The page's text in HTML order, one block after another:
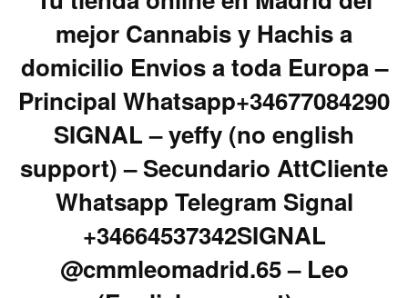
mejor Cannabis y Hachis a
domicilio Envios a toda Europa –
Principal Whatsapp+34677084290
SIGNAL – yeffy (no english
support) – Secundario AttCliente
Whatsapp Telegram Signal
+34664537342SIGNAL
@cmmleomadrid.65 – Leo